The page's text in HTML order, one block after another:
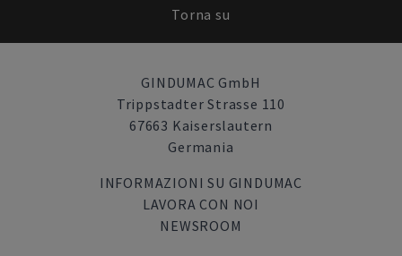
Torna su
GINDUMAC GmbH
Trippstadter Strasse 110
67663 Kaiserslautern
Germania
INFORMAZIONI SU GINDUMAC
LAVORA CON NOI
NEWSROOM